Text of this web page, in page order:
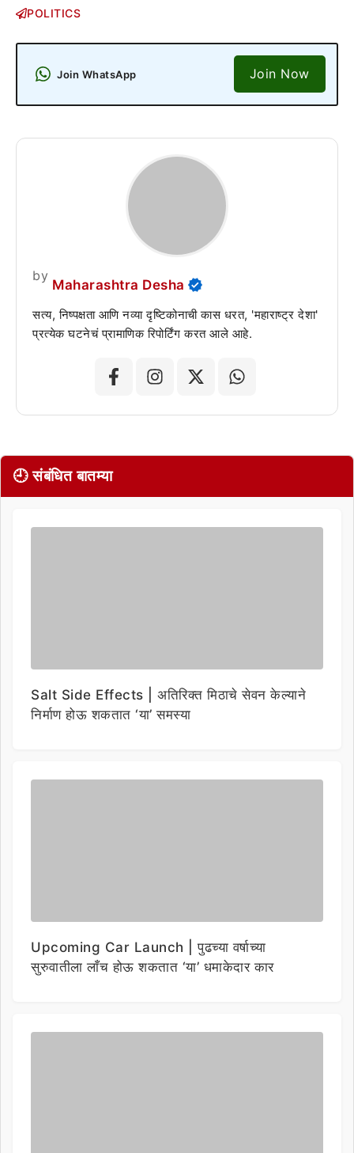
POLITICS
Join WhatsApp Join Now
by
Maharashtra Desha
सत्य, निष्पक्षता आणि नव्या दृष्टिकोनाची कास धरत, 'महाराष्ट्र देशा'
प्रत्येक घटनेचं प्रामाणिक रिपोर्टिंग करत आले आहे.
🕘 संबंधित बातम्या
Salt Side Effects | अतिरिक्त मिठाचे सेवन केल्याने
निर्माण होऊ शकतात ‘या’ समस्या
Upcoming Car Launch | पुढच्या वर्षाच्या
सुरुवातीला लाँच होऊ शकतात ‘या’ धमाकेदार कार